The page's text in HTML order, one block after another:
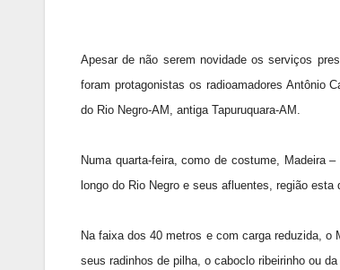
Apesar de não serem novidade os serviços
foram protagonistas os radioamadores Antônio
do Rio Negro-AM, antiga Tapuruquara-AM.
Numa quarta-feira, como de costume, Madeira
longo do Rio Negro e seus afluentes, região
Na faixa dos 40 metros e com carga reduzida,
seus radinhos de pilha, o caboclo ribeirinho ou